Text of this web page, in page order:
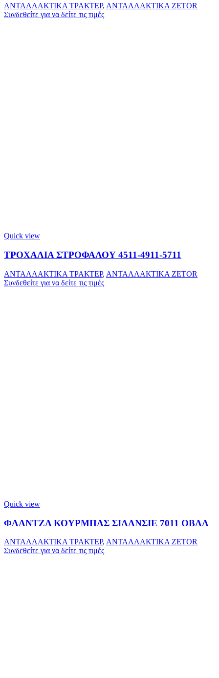
ΑΝΤΑΛΛΑΚΤΙΚΑ ΤΡΑΚΤΕΡ, ΑΝΤΑΛΛΑΚΤΙΚΑ ZETOR
Συνδεθείτε για να δείτε τις τιμές
Quick view
ΤΡΟΧΑΛΙΑ ΣΤΡΟΦΑΛΟΥ 4511-4911-5711
ΑΝΤΑΛΛΑΚΤΙΚΑ ΤΡΑΚΤΕΡ, ΑΝΤΑΛΛΑΚΤΙΚΑ ZETOR
Συνδεθείτε για να δείτε τις τιμές
Quick view
ΦΛΑΝΤΖΑ ΚΟΥΡΜΠΑΣ ΣΙΛΑΝΣΙΕ 7011 ΟΒΑΛ
ΑΝΤΑΛΛΑΚΤΙΚΑ ΤΡΑΚΤΕΡ, ΑΝΤΑΛΛΑΚΤΙΚΑ ZETOR
Συνδεθείτε για να δείτε τις τιμές